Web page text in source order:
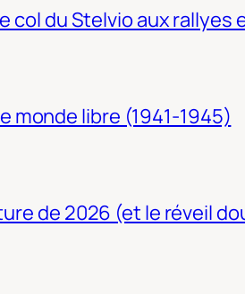
col du Stelvio aux
monde libre (1941-1945)
de 2026 (et le réveil